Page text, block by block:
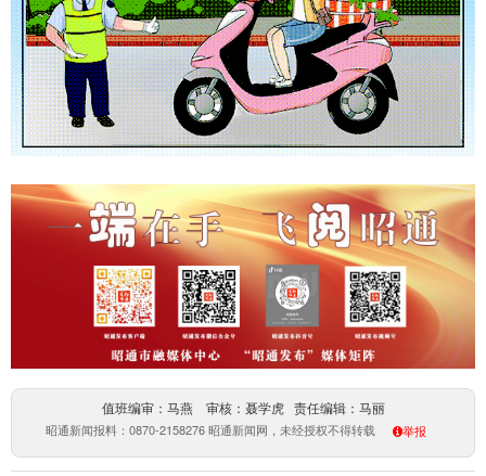
值班编审：马燕 审核：聂学虎 责任编辑：马丽
昭通新闻报料：0870-2158276 昭通新闻网，未经授权不得转载 举报